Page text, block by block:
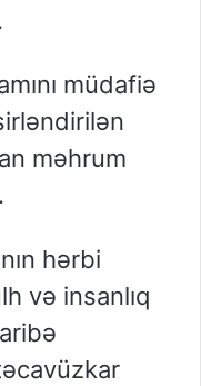
müdafiə
məhrum
hərbi
və insanlıq